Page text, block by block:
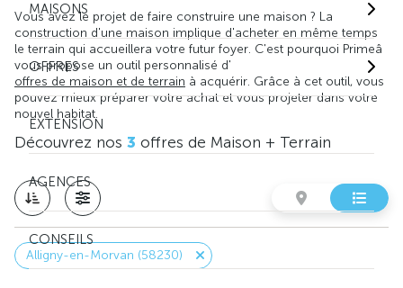
MAISONS
OFFRES
EXTENSION
AGENCES
CONSEILS
Vous avez le projet de faire construire une maison ? La
construction d'une maison implique d'acheter en même temps
le terrain qui accueillera votre futur foyer. C'est pourquoi Primeâ
vous propose un outil personnalisé d'
offres de maison et de terrain à acquérir. Grâce à cet outil, vous
pouvez mieux préparer votre achat et vous projeter dans votre
nouvel habitat.
Découvrez nos 3 offres de Maison + Terrain
Alligny-en-Morvan (58230)